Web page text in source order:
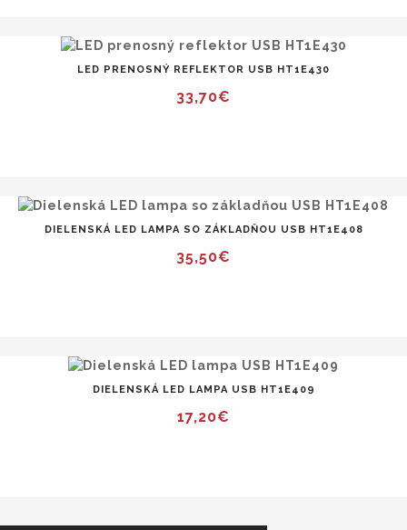
LED PRENOSNÝ REFLEKTOR USB HT1E430
33,70€
DIELENSKÁ LED LAMPA SO ZÁKLADŇOU USB HT1E408
35,50€
DIELENSKÁ LED LAMPA USB HT1E409
17,20€